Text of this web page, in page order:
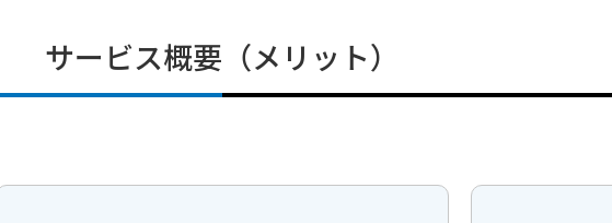
サービス概要（メリット）